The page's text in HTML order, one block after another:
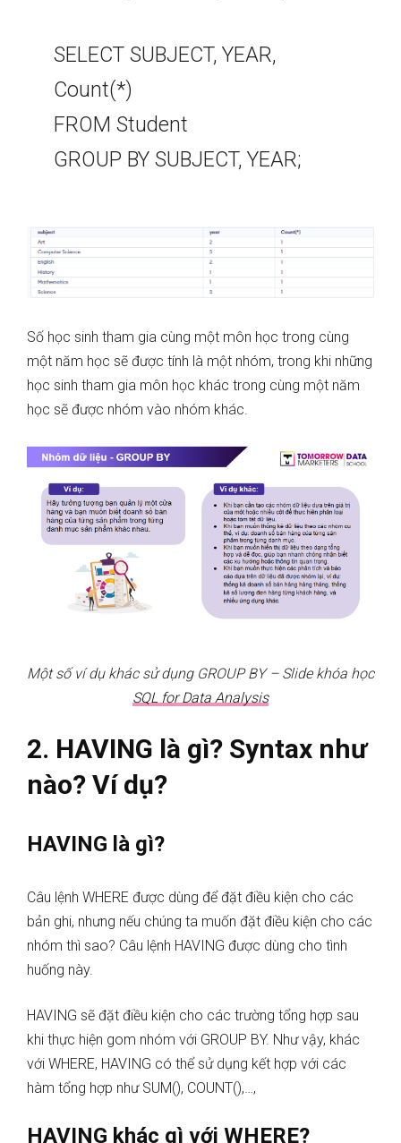
SELECT SUBJECT, YEAR,
Count(*)
FROM Student
GROUP BY SUBJECT, YEAR;
Số học sinh tham gia cùng một môn học trong cùng
một năm học sẽ được tính là một nhóm, trong khi những
học sinh tham gia môn học khác trong cùng một năm
học sẽ được nhóm vào nhóm khác.
Một số ví dụ khác sử dụng GROUP BY – Slide khóa học
SQL for Data Analysis
2. HAVING là gì? Syntax như
nào? Ví dụ?
HAVING là gì?
Câu lệnh WHERE được dùng để đặt điều kiện cho các
bản ghi, nhưng nếu chúng ta muốn đặt điều kiện cho các
nhóm thì sao? Câu lệnh HAVING được dùng cho tình
huống này.
HAVING sẽ đặt điều kiện cho các trường tổng hợp sau
khi thực hiện gom nhóm với GROUP BY. Như vậy, khác
với WHERE, HAVING có thể sử dụng kết hợp với các
hàm tổng hợp như SUM(), COUNT(),…,
HAVING khác gì với WHERE?